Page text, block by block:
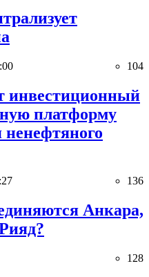
104
инвестиционный
платформу
ненефтяного
136
Анкара,
128